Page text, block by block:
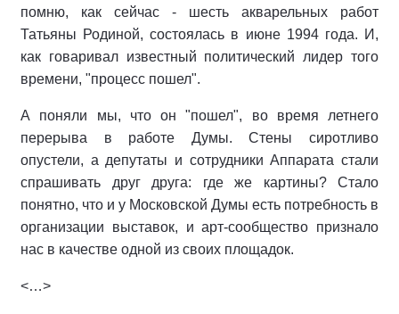
помню, как сейчас - шесть акварельных работ
Татьяны Родиной, состоялась в июне 1994 года. И,
как говаривал известный политический лидер того
времени, "процесс пошел".
А поняли мы, что он "пошел", во время летнего
перерыва в работе Думы. Стены сиротливо
опустели, а депутаты и сотрудники Аппарата стали
спрашивать друг друга: где же картины? Стало
понятно, что и у Московской Думы есть потребность в
организации выставок, и арт-сообщество признало
нас в качестве одной из своих площадок.
<…>